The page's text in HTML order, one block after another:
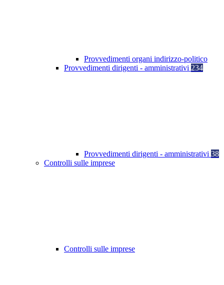
Provvedimenti organi indirizzo-politico
Provvedimenti dirigenti - amministrativi 234
Provvedimenti dirigenti - amministrativi 38
Controlli sulle imprese
Controlli sulle imprese